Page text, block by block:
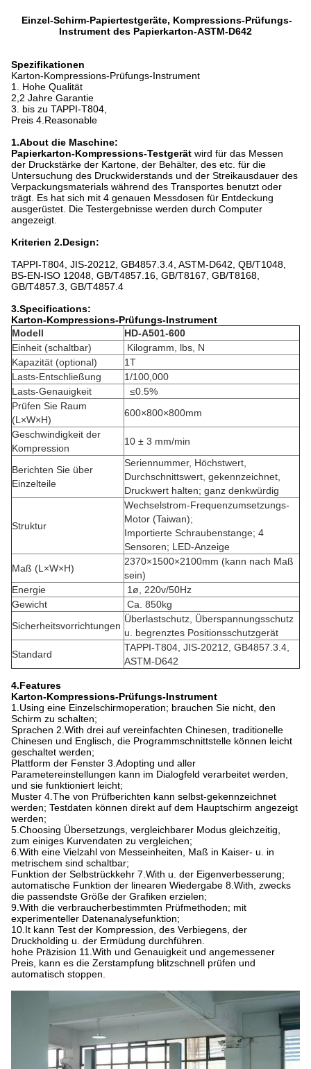
Einzel-Schirm-Papiertestgeräte, Kompressions-Prüfungs-
Instrument des Papierkarton-ASTM-D642
Spezifikationen
Karton-Kompressions-Prüfungs-Instrument
1. Hohe Qualität
2,2 Jahre Garantie
3. bis zu TAPPI-T804,
Preis 4.Reasonable
1.About die Maschine:
Papierkarton-Kompressions-Testgerät wird für das Messen
der Druckstärke der Kartone, der Behälter, des etc. für die
Untersuchung des Druckwiderstands und der Streikausdauer des
Verpackungsmaterials während des Transportes benutzt oder
trägt. Es hat sich mit 4 genauen Messdosen für Entdeckung
ausgerüstet. Die Testergebnisse werden durch Computer
angezeigt.
Kriterien 2.Design:
TAPPI-T804, JIS-20212, GB4857.3.4, ASTM-D642, QB/T1048,
BS-EN-ISO 12048, GB/T4857.16, GB/T8167, GB/T8168,
GB/T4857.3, GB/T4857.4
3.Specifications:
Karton-Kompressions-Prüfungs-Instrument
Modell
HD-A501-600
Einheit (schaltbar)
Kilogramm, lbs, N
Kapazität (optional)
1T
Lasts-Entschließung
1/100,000
Lasts-Genauigkeit
≤0.5%
Prüfen Sie Raum
(L×W×H)
600×800×800mm
Geschwindigkeit der
Kompression
10 ± 3 mm/min
Berichten Sie über
Einzelteile
Seriennummer, Höchstwert,
Durchschnittswert, gekennzeichnet,
Druckwert halten; ganz denkwürdig
Struktur
Wechselstrom-Frequenzumsetzungs-
Motor (Taiwan);
Importierte Schraubenstange; 4
Sensoren; LED-Anzeige
Maß (L×W×H)
2370×1500×2100mm (kann nach Maß
sein)
Energie
1ø, 220v/50Hz
Gewicht
Ca. 850kg
Sicherheitsvorrichtungen
Überlastschutz, Überspannungsschutz
u. begrenztes Positionsschutzgerät
Standard
TAPPI-T804, JIS-20212, GB4857.3.4,
ASTM-D642
4.Features
Karton-Kompressions-Prüfungs-Instrument
1.Using eine Einzelschirmoperation; brauchen Sie nicht, den
Schirm zu schalten;
Sprachen 2.With drei auf vereinfachten Chinesen, traditionelle
Chinesen und Englisch, die Programmschnittstelle können leicht
geschaltet werden;
Plattform der Fenster 3.Adopting und aller
Parametereinstellungen kann im Dialogfeld verarbeitet werden,
und sie funktioniert leicht;
Muster 4.The von Prüfberichten kann selbst-gekennzeichnet
werden; Testdaten können direkt auf dem Hauptschirm angezeigt
werden;
5.Choosing Übersetzungs, vergleichbarer Modus gleichzeitig,
zum einiges Kurvendaten zu vergleichen;
6.With eine Vielzahl von Messeinheiten, Maß in Kaiser- u. in
metrischem sind schaltbar;
Funktion der Selbstrückkehr 7.With u. der Eigenverbesserung;
automatische Funktion der linearen Wiedergabe 8.With, zwecks
die passendste Größe der Grafiken erzielen;
9.With die verbraucherbestimmten Prüfmethoden; mit
experimenteller Datenanalysefunktion;
10.It kann Test der Kompression, des Verbiegens, der
Druckholding u. der Ermüdung durchführen.
hohe Präzision 11.With und Genauigkeit und angemessener
Preis, kann es die Zerstampfung blitzschnell prüfen und
automatisch stoppen.